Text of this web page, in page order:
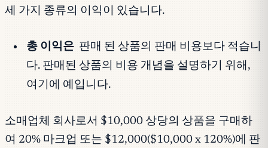
세 가지 종류의 이익이 있습니다.
총 이익은 판매 된 상품의 판매 비용보다 적습니
다. 판매된 상품의 비용 개념을 설명하기 위해,
여기에 예입니다.
소매업체 회사로서 $10,000 상당의 상품을 구매하
여 20% 마크업 또는 $12,000($10,000 x 120%)에 판